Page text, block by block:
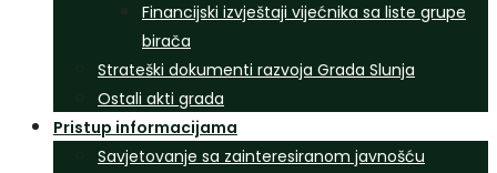
Financijski izvještaji vijećnika sa liste grupe
birača
Strateški dokumenti razvoja Grada Slunja
Ostali akti grada
Pristup informacijama
Savjetovanje sa zainteresiranom javnošću